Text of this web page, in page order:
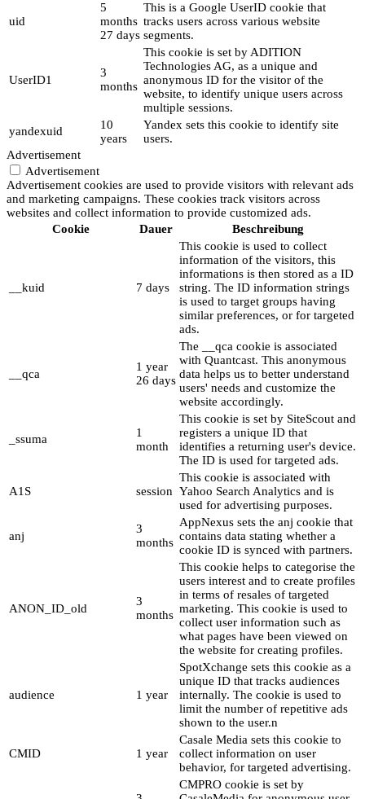
uid
5
months
27 days
This is a Google UserID cookie that
tracks users across various website
segments.
UserID1
3
months
This cookie is set by ADITION
Technologies AG, as a unique and
anonymous ID for the visitor of the
website, to identify unique users across
multiple sessions.
yandexuid
10
years
Yandex sets this cookie to identify site
users.
Advertisement
Advertisement
Advertisement cookies are used to provide visitors with relevant ads
and marketing campaigns. These cookies track visitors across
websites and collect information to provide customized ads.
Cookie
Dauer Beschreibung
__kuid 7 days
This cookie is used to collect
information of the visitors, this
informations is then stored as a ID
string. The ID information strings
is used to target groups having
similar preferences, or for targeted
ads.
__qca
1 year
26 days
The __qca cookie is associated
with Quantcast. This anonymous
data helps us to better understand
users' needs and customize the
website accordingly.
_ssuma
1
month
This cookie is set by SiteScout and
registers a unique ID that
identifies a returning user's device.
The ID is used for targeted ads.
A1S session
This cookie is associated with
Yahoo Search Analytics and is
used for advertising purposes.
anj
3
months
AppNexus sets the anj cookie that
contains data stating whether a
cookie ID is synced with partners.
ANON_ID_old
3
months
This cookie helps to categorise the
users interest and to create profiles
in terms of resales of targeted
marketing. This cookie is used to
collect user information such as
what pages have been viewed on
the website for creating profiles.
audience 1 year
SpotXchange sets this cookie as a
unique ID that tracks audiences
internally. The cookie is used to
limit the number of repetitive ads
shown to the user.n
CMID 1 year
Casale Media sets this cookie to
collect information on user
behavior, for targeted advertising.
CMPRO cookie is set by